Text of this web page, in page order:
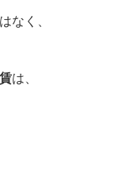
なく、
は、